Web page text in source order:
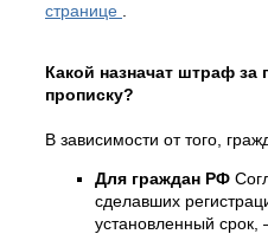
странице .
Какой назначат штраф
прописку?
В зависимости от того,
Для граждан РФ
сделавших
установленный